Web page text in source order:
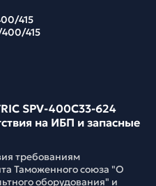
415
415
SPV-400C33-624
на ИБП и запасные
требованиям
Таможенного союза "О
оборудования" и